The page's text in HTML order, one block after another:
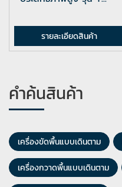
รายละเอียดสินค้า
คำค้นสินค้า
เครื่องขัดพื้นแบบเดินตาม
เครื่องกวาดพื้นแบบเดินตาม